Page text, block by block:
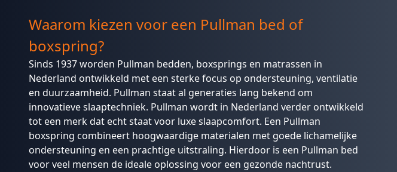
Waarom kiezen voor een Pullman bed of
boxspring?
Sinds 1937 worden Pullman bedden, boxsprings en matrassen in
Nederland ontwikkeld met een sterke focus op ondersteuning, ventilatie
en duurzaamheid. Pullman staat al generaties lang bekend om
innovatieve slaaptechniek. Pullman wordt in Nederland verder ontwikkeld
tot een merk dat echt staat voor luxe slaapcomfort. Een Pullman
boxspring combineert hoogwaardige materialen met goede lichamelijke
ondersteuning en een prachtige uitstraling. Hierdoor is een Pullman bed
voor veel mensen de ideale oplossing voor een gezonde nachtrust.